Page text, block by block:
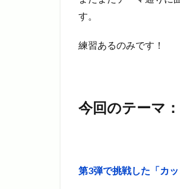
す。
練習あるのみです！
今回のテーマ
第3弾で挑戦した「カッ